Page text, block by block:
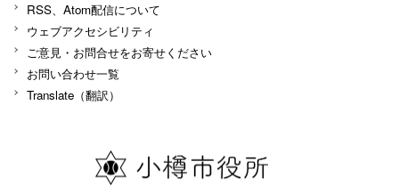
RSS、Atom配信について
ウェブアクセシビリティ
ご意見・お問合せをお寄せください
お問い合わせ一覧
Translate（翻訳）